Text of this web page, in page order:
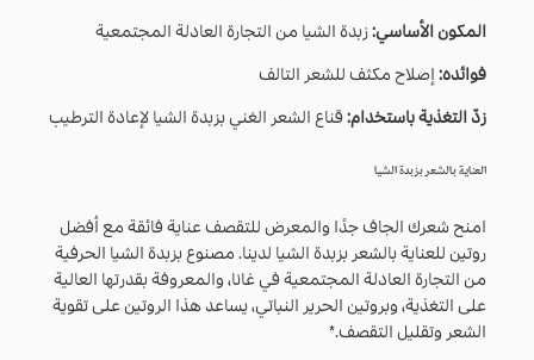
المكون الأساسي:زبدة الشيا من التجارة العادلة المجتمعية
فوائده: إصلاح مكثف للشعر التالف
زدّ التغذية باستخدام: قناع الشعر الغني بزبدة الشيا لإعادة الترطيب
العناية بالشعر بزبدة الشيا
امنح شعرك الجاف جدًا والمعرض للتقصف عناية فائقة مع أفضل
روتين للعناية بالشعر بزبدة الشيا لدينا. مصنوع بزبدة الشيا الحرفية
من التجارة العادلة المجتمعية في غانا، والمعروفة بقدرتها العالية
على التغذية، وبروتين الحرير النباتي، يساعد هذا الروتين على تقوية
الشعر وتقليل التقصف.*